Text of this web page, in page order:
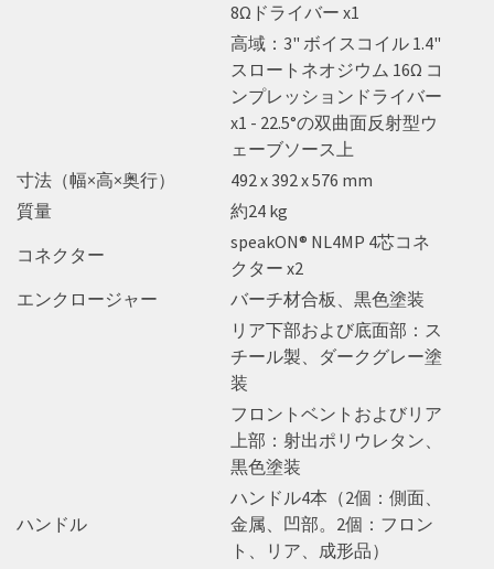
8Ωドライバー x1
高域：3" ボイスコイル 1.4"
スロートネオジウム 16Ω コ
ンプレッションドライバー
x1 - 22.5°の双曲面反射型ウ
ェーブソース上
寸法（幅×高×奥行）
492 x 392 x 576 mm
質量
約24 kg
コネクター
speakON® NL4MP 4芯コネ
クター x2
エンクロージャー
バーチ材合板、黒色塗装
リア下部および底面部：ス
チール製、ダークグレー塗
装
フロントベントおよびリア
上部：射出ポリウレタン、
黒色塗装
ハンドル
ハンドル4本（2個：側面、
金属、凹部。2個：フロン
ト、リア、成形品）